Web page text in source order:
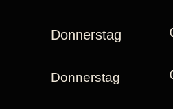
Donnerstag
Donnerstag